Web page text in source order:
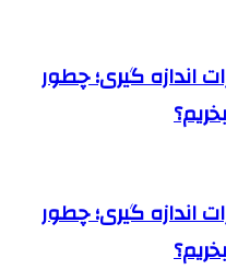
اندازه گیری؛ چطور
اندازه گیری؛ چطور